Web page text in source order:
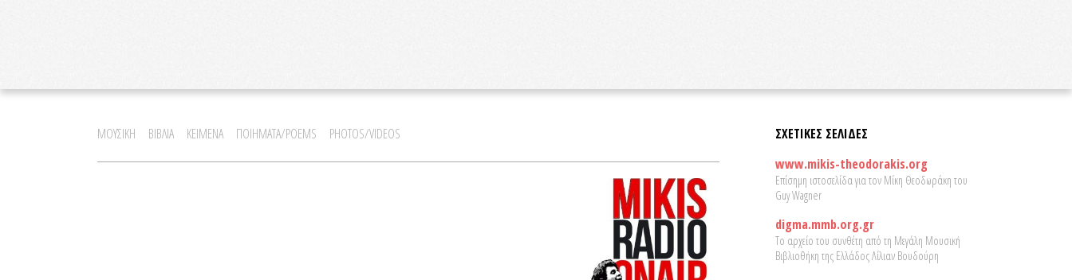
ΜΟΥΣΙΚΗ ΒΙΒΛΙΑ ΚΕΙΜΕΝΑ ΠΟΙΗΜΑΤΑ/POEMS PHOTOS/VIDEOS
ΣΧΕΤΙΚΕΣ ΣΕΛΙΔΕΣ
www.mikis-theodorakis.org
Επίσημη ιστοσελίδα για τον Μίκη Θεοδωράκη του
Guy Wagner
digma.mmb.org.gr
Το αρχείο του συνθέτη από τη Μεγάλη Μουσική
Βιβλιοθήκη της Ελλάδος Λίλιαν Βουδούρη